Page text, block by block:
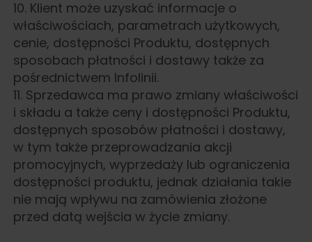
10. Klient może uzyskać informacje o
właściwościach, parametrach użytkowych,
cenie, dostępności Produktu, dostępnych
sposobach płatności i dostawy także za
pośrednictwem Infolinii.
11. Sprzedawca ma prawo zmiany właściwości
i składu a także ceny i dostępności Produktu,
dostępnych sposobów płatności i dostawy,
w tym także przeprowadzania akcji
promocyjnych, wyprzedaży lub ograniczenia
dostępności produktu, jednak działania takie
nie mają wpływu na zamówienia złożone
przed datą wejścia w życie zmiany.